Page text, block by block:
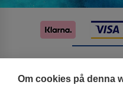
Om cookies på denna